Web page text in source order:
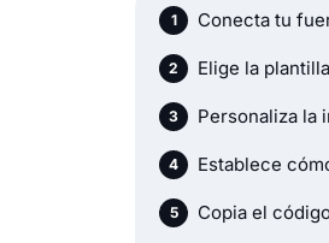
Conecta tu
Elige la
Personaliza la
Establece
Copia el